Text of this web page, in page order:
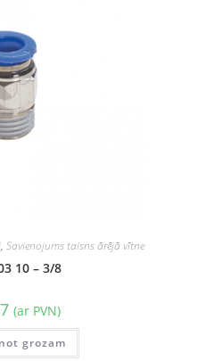
, Savienojums taisns ārējā vītne
10 – 3/8
(ar PVN)
grozam